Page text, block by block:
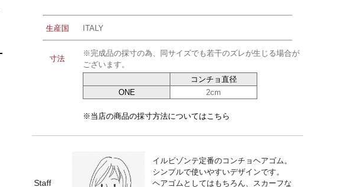
生産国 ITALY
寸法
※完成品の採寸の為、同サイズでも若干のズレが生じる場合が
ございます。
コンチョ直径
ONE
2cm
※当店の商品の採寸方法についてはこちら
Staff
イルビゾンテ定番のコンチョヘアゴム。
シンプルで使いやすいデザインです。
ヘアゴムとしてはもちろん、スカーフな